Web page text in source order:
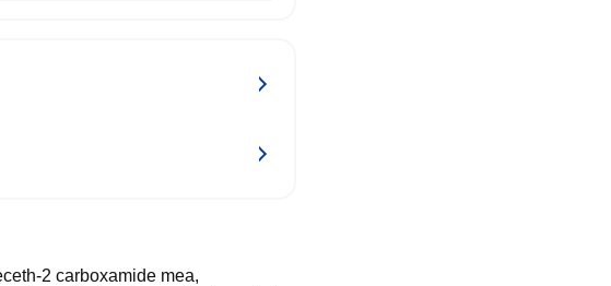
2 carboxamide mea,